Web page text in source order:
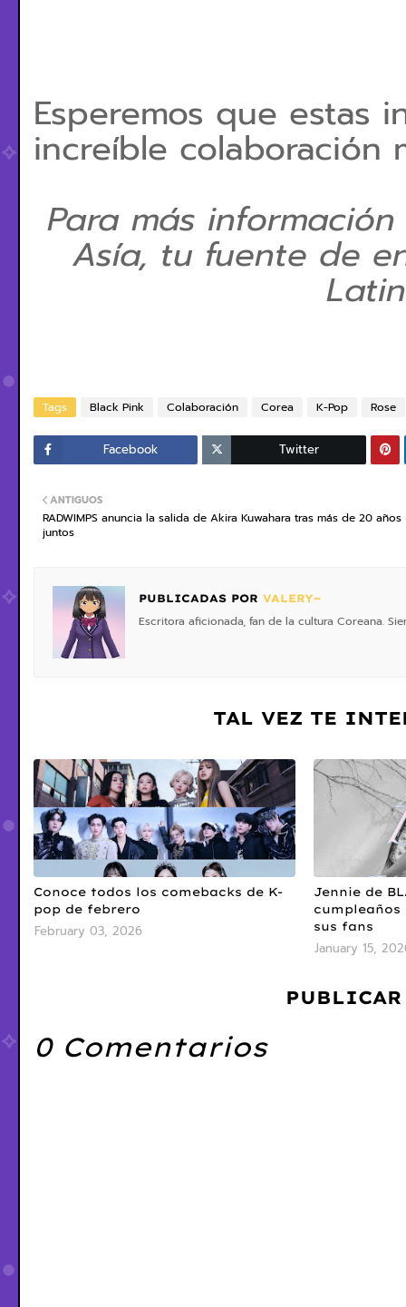
Esperemos que estas
increíble colaboración
Para más
Asía, tu fuente de
Tags Black Pink Colaboración Corea K-Pop Rose
Facebook Twitter
ANTIGUOS
RADWIMPS anuncia la salida de Akira Kuwahara tras más de 20 años
juntos
PUBLICADAS POR VALERY~
Escritora aficionada, fan de la cultura Coreana.
TAL VEZ TE
Conoce todos los comebacks de K-
pop de febrero
February 03, 2026
Jennie de
sus fans
January 15,
0 Comentarios